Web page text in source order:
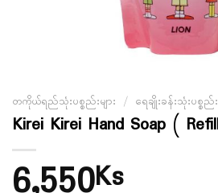
တကိုယ်ရည်သုံးပစ္စည်းများ / ရေချိုးခန်းသုံးပစ္စည်း
Kirei Kirei Hand Soap (
Ks